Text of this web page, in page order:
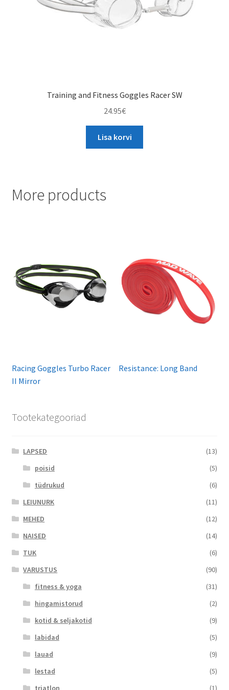
Training and Fitness Goggles Racer SW
24.95€
Lisa korvi
More products
Racing Goggles Turbo Racer
II Mirror
Resistance: Long Band
Tootekategooriad
LAPSED
(13)
poisid
(5)
tüdrukud
(6)
LEIUNURK
(11)
MEHED
(12)
NAISED
(14)
TUK
(6)
VARUSTUS
(90)
fitness & yoga
(31)
hingamistorud
(2)
kotid & seljakotid
(9)
labidad
(5)
lauad
(9)
lestad
(5)
triatlon
(1)